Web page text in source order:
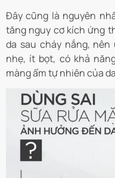
Đây cũng là nguyên
tăng nguy cơ kích ứng
da sau cháy nắng,
nhẹ, ít bọt, có khả
màng ẩm tự nhiên của